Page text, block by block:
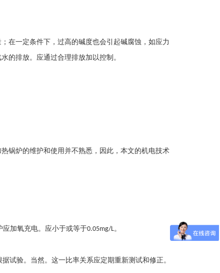
在一定条件下，过高的碱度也会引起碱腐蚀，如应力
的排放。应通过合理排放加以控制。
锅炉的维护和使用并不熟悉，因此，本文的机电技术
应加氧充电。应小于或等于0.05mg/L。
试验。当然。这一比率关系应定期重新测试和修正。